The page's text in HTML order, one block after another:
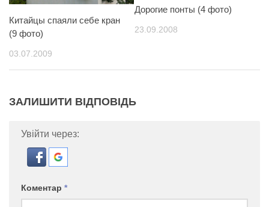
Китайцы спаяли себе кран
(9 фото)
03.07.2009
Дорогие понты (4 фото)
23.09.2008
ЗАЛИШИТИ ВІДПОВІДЬ
Увійти через:
Коментар *